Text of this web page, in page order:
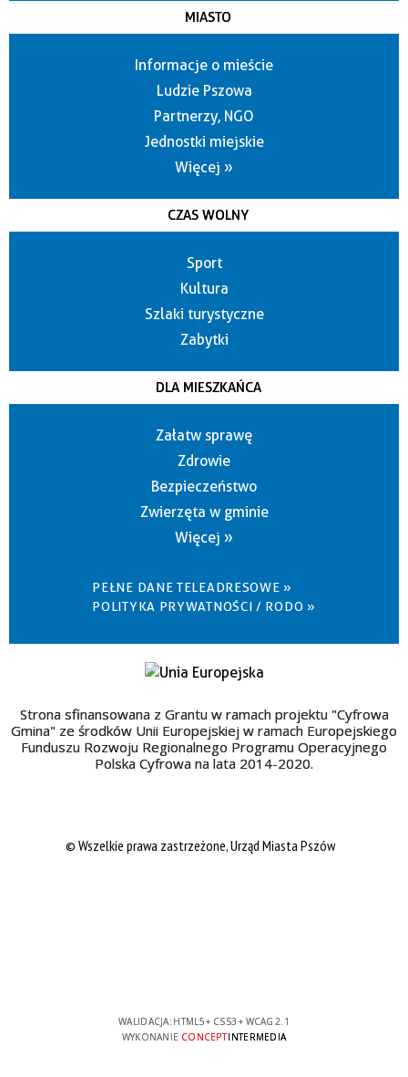
MIASTO
Informacje o mieście
Ludzie Pszowa
Partnerzy, NGO
Jednostki miejskie
Więcej »
CZAS WOLNY
Sport
Kultura
Szlaki turystyczne
Zabytki
DLA MIESZKAŃCA
Załatw sprawę
Zdrowie
Bezpieczeństwo
Zwierzęta w gminie
Więcej »
PEŁNE DANE TELEADRESOWE »
POLITYKA PRYWATNOŚCI / RODO »
Strona sfinansowana z Grantu w ramach projektu "Cyfrowa
Gmina" ze środków Unii Europejskiej w ramach Europejskiego
Funduszu Rozwoju Regionalnego Programu Operacyjnego
Polska Cyfrowa na lata 2014-2020.
© Wszelkie prawa zastrzeżone, Urząd Miasta Pszów
WALIDACJA: HTML5+ CSS3 + WCAG 2.1
WYKONANIE CONCEPTINTERMEDIA